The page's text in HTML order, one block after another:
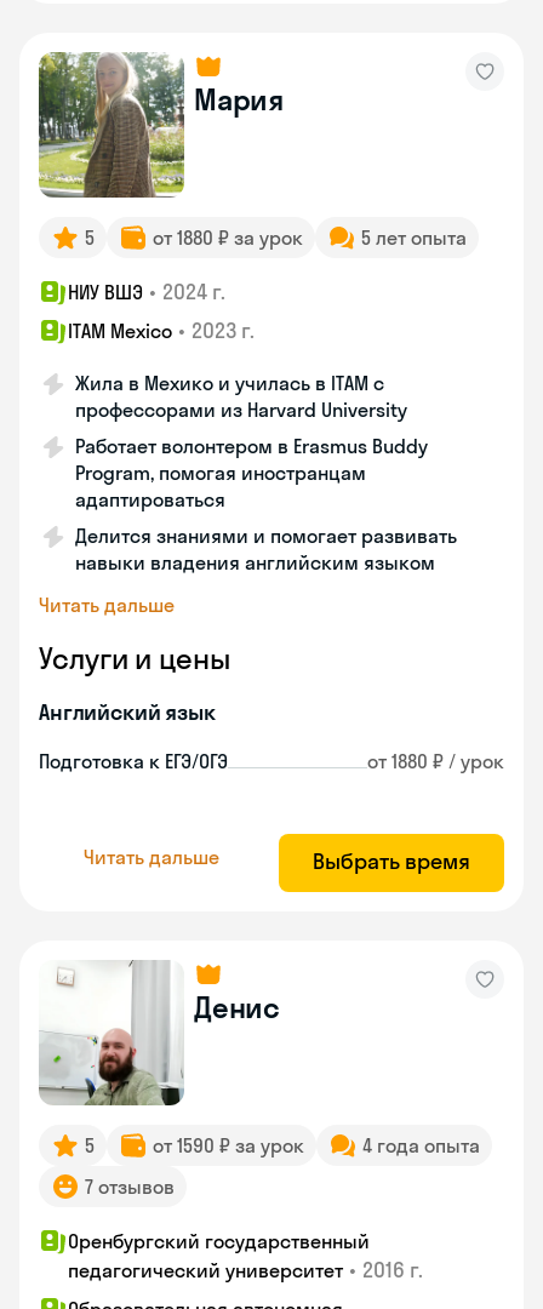
Мария
5 от 1880 ₽ за урок 5 лет опыта
НИУ ВШЭ • 2024 г.
ITAM Mexico • 2023 г.
Жила в Мехико и училась в ITAM с
профессорами из Harvard University
Работает волонтером в Erasmus Buddy
Program, помогая иностранцам
адаптироваться
Делится знаниями и помогает развивать
навыки владения английским языком
Читать дальше
Услуги и цены
Английский язык
Подготовка к ЕГЭ/ОГЭ от 1880 ₽ / урок
Читать дальше Выбрать время
Денис
5 от 1590 ₽ за урок
4 года опыта
7 отзывов
Оренбургский государственный
педагогический университет • 2016 г.